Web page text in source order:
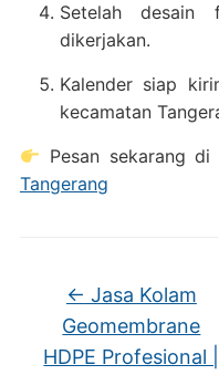
Setelah desain
dikerjakan.
Kalender siap
kecamatan
Pesan sekarang di
Tangerang
← Jasa Kolam
Geomembrane
HDPE Profesional |